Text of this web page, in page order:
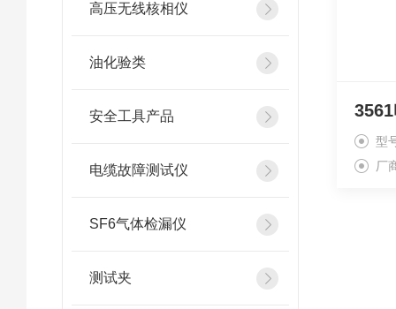
高压无线核相仪
油化验类
安全工具产品
电缆故障测试仪
SF6气体检漏仪
测试夹
型
厂